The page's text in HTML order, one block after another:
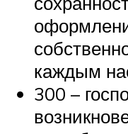
каждым
300 –